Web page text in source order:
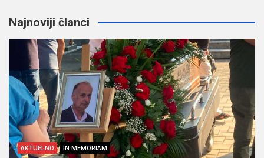
Najnoviji članci
AKTUELNO IN MEMORIAM